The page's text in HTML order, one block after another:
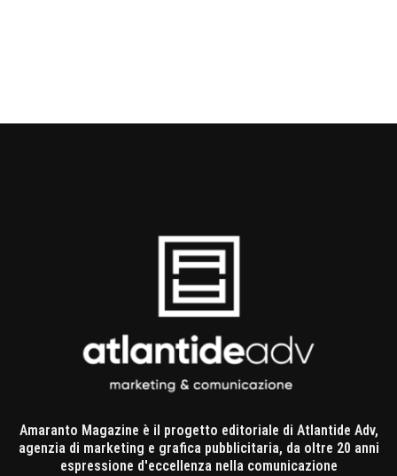
Amaranto Magazine è il progetto editoriale di Atlantide Adv,
agenzia di marketing e grafica pubblicitaria, da oltre 20 anni
espressione d'eccellenza nella comunicazione